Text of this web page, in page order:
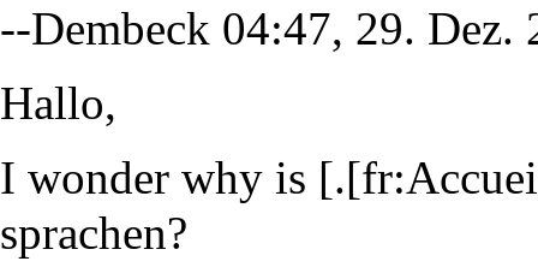
--Dembeck 04:47, 29. Dez.
Hallo,
I wonder why is
sprachen?